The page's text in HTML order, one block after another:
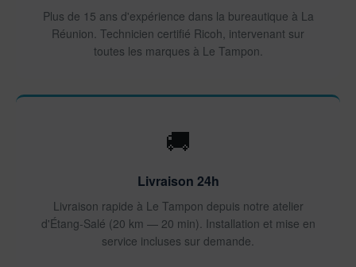
Plus de 15 ans d'expérience dans la bureautique à La
Réunion. Technicien certifié Ricoh, intervenant sur
toutes les marques à Le Tampon.
🚚
Livraison 24h
Livraison rapide à Le Tampon depuis notre atelier
d'Étang-Salé (20 km — 20 min). Installation et mise en
service incluses sur demande.